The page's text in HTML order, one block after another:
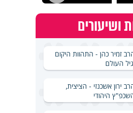
ושיעורים
זמיר כהן - התהוות היקום
העולם
ירון אשכנזי - הציצית,
היהודי